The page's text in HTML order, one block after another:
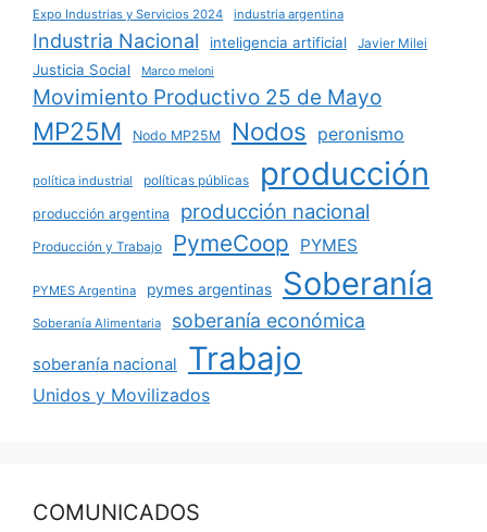
Expo Industrias y Servicios 2024 industria argentina
Industria Nacional inteligencia artificial Javier Milei
Justicia Social Marco meloni
Movimiento Productivo 25 de Mayo
MP25M Nodo MP25M Nodos peronismo
política industrial políticas públicas producción
producción argentina producción nacional
Producción y Trabajo PymeCoop PYMES
PYMES Argentina pymes argentinas Soberanía
Soberanía Alimentaria soberanía económica
soberanía nacional Trabajo
Unidos y Movilizados
COMUNICADOS